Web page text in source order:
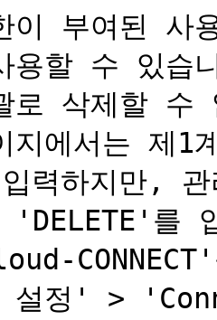
이 부여된 사
용할 수 있습
로 삭제할 수
에서는 제1
력하지만,
'DELETE'를
설정' >